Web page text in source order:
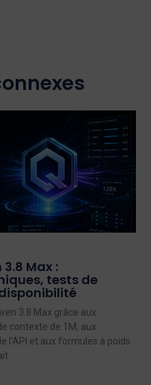
Max :
tests de
3.8 Max grâce aux
contexte de 1M, aux
l'API et aux formules à poids